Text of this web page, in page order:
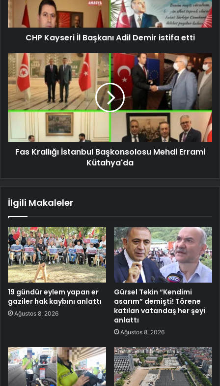
CHP Kayseri İl Başkanı Adil Demir istifa etti
Fas Krallığı İstanbul Başkonsolosu Mehdi Errami
Kütahya'da
İlgili Makaleler
19 gündür eylem yapan er
gaziler hak kaybını anlattı
Ağustos 8, 2026
Gürsel Tekin “Kendimi
asarım” demişti! Törene
katılan vatandaş her şeyi
anlattı
Ağustos 8, 2026